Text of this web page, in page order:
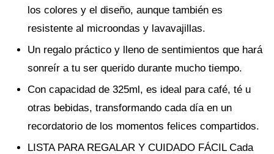
los colores y el diseño, aunque también es
resistente al microondas y lavavajillas.
Un regalo práctico y lleno de sentimientos que hará
sonreír a tu ser querido durante mucho tiempo.
Con capacidad de 325ml, es ideal para café, té u
otras bebidas, transformando cada día en un
recordatorio de los momentos felices compartidos.
LISTA PARA REGALAR Y CUIDADO FÁCIL Cada